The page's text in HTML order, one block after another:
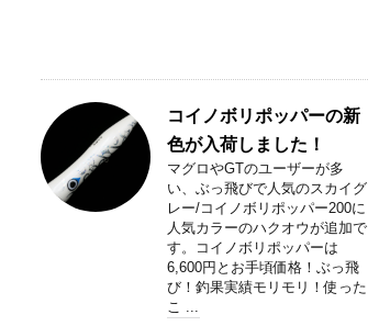
コイノボリポッパーの新
色が入荷しました！
マグロやGTのユーザーが多
い、ぶっ飛びで人気のスカイグ
レー/コイノボリポッパー200に
人気カラーのハクオウが追加で
す。コイノボリポッパーは
6,600円とお手頃価格！ぶっ飛
び！釣果実績モリモリ！使った
こ ...